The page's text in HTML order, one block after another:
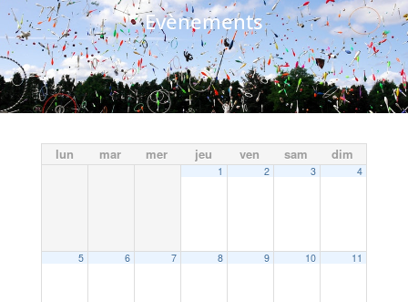
Evènements
lun mar mer jeu ven sam dim
1 2 3 4
5 6 7 8 9 10 11